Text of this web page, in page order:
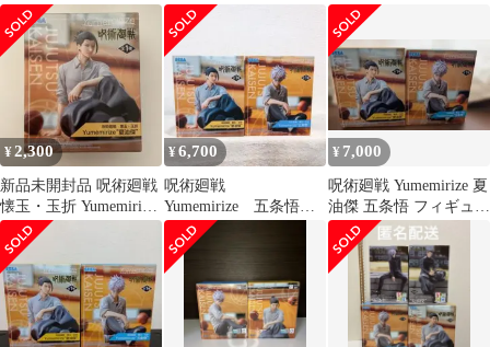
点セット
夏油傑 2種セット
¥2,300
新品未開封品 呪術廻戦
懐玉・玉折 Yumemirize
夏油傑 フィギュア
¥6,700
呪術廻戦
Yumemirize 五条悟
夏油傑 2種セット
¥ 7,000
呪術廻戦 Yumemirize 夏
油傑 五条悟 フィギュア
2体セット